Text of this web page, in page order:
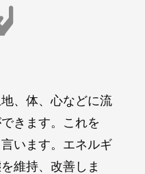
、体、心などに流
きます。これを
います。エネルギ
維持、改善しま